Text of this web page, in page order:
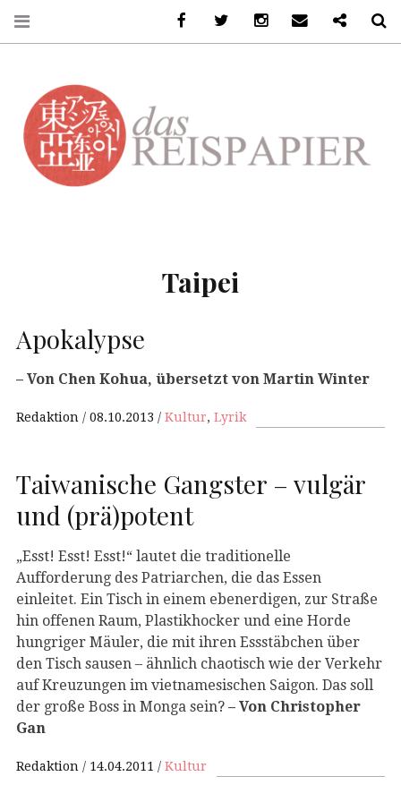
Taipei
Apokalypse
– Von Chen Kohua, übersetzt von Martin Winter
Redaktion 08.10.2013 Kultur, Lyrik
Taiwanische Gangster – vulgär
und (prä)potent
„Esst! Esst! Esst!“ lautet die traditionelle
Aufforderung des Patriarchen, die das Essen
einleitet. Ein Tisch in einem ebenerdigen, zur Straße
hin offenen Raum, Plastikhocker und eine Horde
hungriger Mäuler, die mit ihren Essstäbchen über
den Tisch sausen – ähnlich chaotisch wie der Verkehr
auf Kreuzungen im vietnamesischen Saigon. Das soll
der große Boss in Monga sein? – Von Christopher
Gan
Redaktion 14.04.2011 Kultur
FacebookTwitter InstagramEmail Ko-Fi